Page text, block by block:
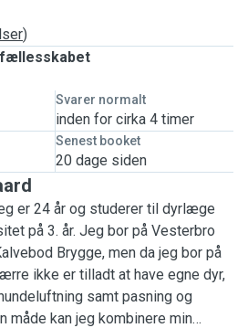
)
Svarer normalt
inden for cirka 4 timer
Senest booket
20 dage siden
er 24 år og studerer til dyrlæge
på 3. år. Jeg bor på Vesterbro
Brygge, men da jeg bor på
ikke er tilladt at have egne dyr,
samt pasning og
måde kan jeg kombinere min